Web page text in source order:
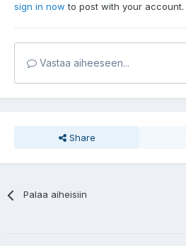
sign in now to post with your account.
Vastaa aiheeseen...
Share
Palaa aiheisiin